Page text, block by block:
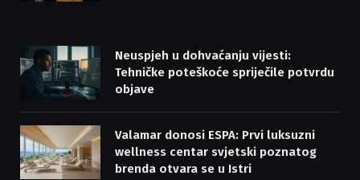
Neuspjeh u dohvaćanju vijesti:
Tehničke poteškoće spriječile potvrdu
objave
Valamar donosi ESPA: Prvi luksuzni
wellness centar svjetski poznatog
brenda otvara se u Istri